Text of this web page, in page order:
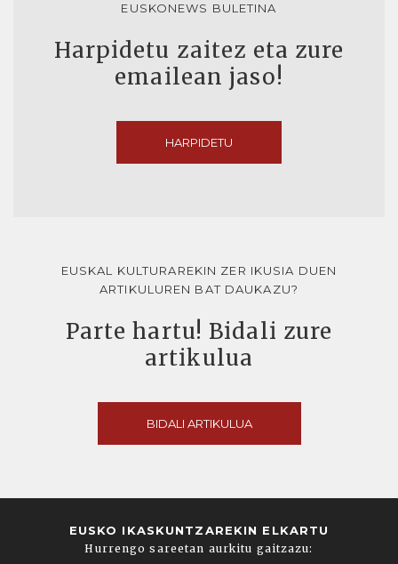
EUSKONEWS BULETINA
Harpidetu zaitez eta zure
emailean jaso!
HARPIDETU
EUSKAL KULTURAREKIN ZER IKUSIA DUEN
ARTIKULUREN BAT DAUKAZU?
Parte hartu! Bidali zure
artikulua
BIDALI ARTIKULUA
EUSKO IKASKUNTZAREKIN ELKARTU
Hurrengo sareetan aurkitu gaitzazu: